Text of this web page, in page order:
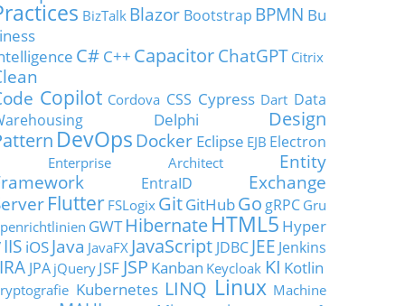
BizTalk Blazor Bootstrap BPMN Bu
C# C++ Capacitor ChatGPT Citrix
Copilot Cordova CSS Cypress Dart Data
Delphi
Design
DevOps Docker Eclipse EJB Electron
Enterprise Architect
Entity
EntraID
Exchange
Flutter FSLogix GitGitHubGo gRPC Gru
GWT HibernateHTML5 Hyper
IIS iOSJava JavaFX JavaScript JDBC JEE Jenkins
JPA jQuery JSF JSP Kanban Keycloak KI Kotlin
Kubernetes LINQ Linux Machine